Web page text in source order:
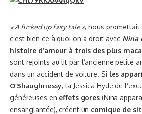
« A fucked up fairy tale », nous promettait
c’est bien ce à quoi on a droit avec Nina
histoire d’amour à trois des plus
sont rejoints au lit par l’ancienne petite
dans un accident de voiture. Si les
O’Shaughnessy, la Jessica Hyde de
généreuses en effets gores (Nina
ensanglantée), créent un comique de